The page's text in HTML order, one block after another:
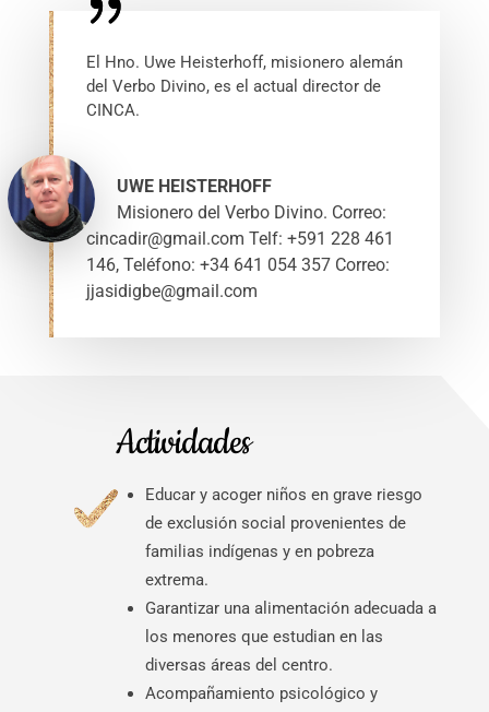
El Hno. Uwe Heisterhoff, misionero alemán
del Verbo Divino, es el actual director de
CINCA.
UWE HEISTERHOFF
Misionero del Verbo Divino. Correo:
cincadir@gmail.com Telf: +591 228 461
146, Teléfono: +34 641 054 357 Correo:
jjasidigbe@gmail.com
Actividades
Educar y acoger niños en grave riesgo
de exclusión social provenientes de
familias indígenas y en pobreza
extrema.
Garantizar una alimentación adecuada a
los menores que estudian en las
diversas áreas del centro.
Acompañamiento psicológico y